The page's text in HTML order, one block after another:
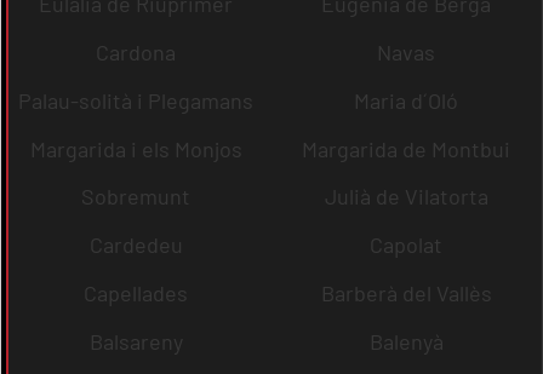
Cardona
Navas
Palau-solità i Plegamans
Maria d´Oló
Margarida i els Monjos
Margarida de Montbui
Sobremunt
Julià de Vilatorta
Cardedeu
Capolat
Capellades
Barberà del Vallès
Balsareny
Balenyà